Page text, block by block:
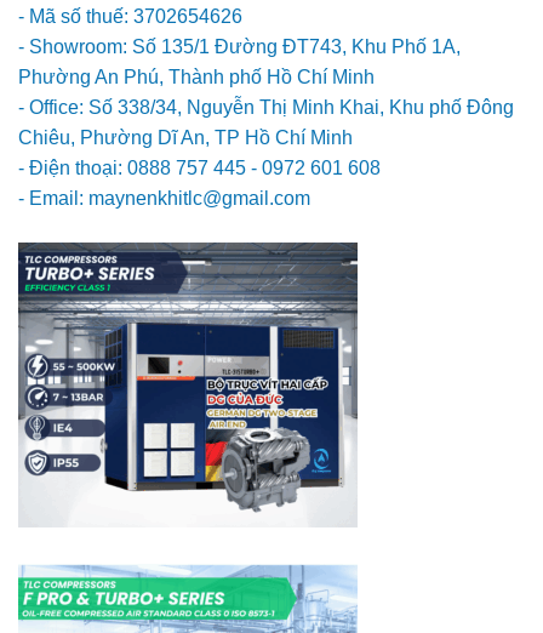
- Mã số thuế: 3702654626
- Showroom: Số 135/1 Đường ĐT743, Khu Phố 1A,
Phường An Phú, Thành phố Hồ Chí Minh
- Office: Số 338/34, Nguyễn Thị Minh Khai, Khu phố Đông
Chiêu, Phường Dĩ An, TP Hồ Chí Minh
- Điện thoại: 0888 757 445 - 0972 601 608
- Email: maynenkhitlc@gmail.com